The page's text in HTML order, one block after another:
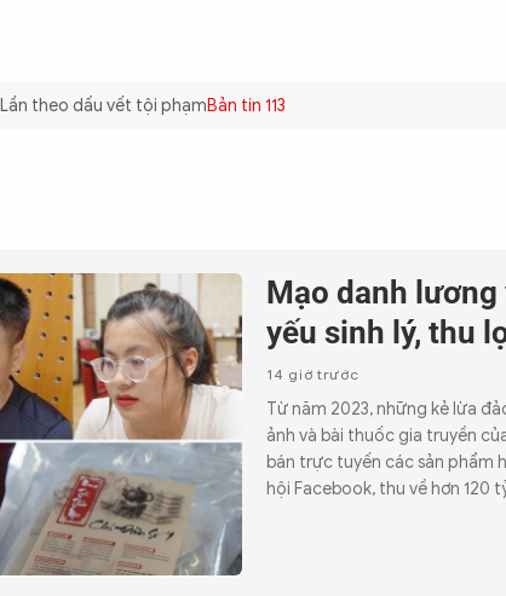
Lần theo dấu vết tội phạmBản tin 113
Mạo danh
yếu sinh lý, thu
14 giờ trước
Từ năm 2023, những kẻ lừa
ảnh và bài thuốc gia truyền
bán trực tuyến các sản phẩm
hội Facebook, thu về hơn 120